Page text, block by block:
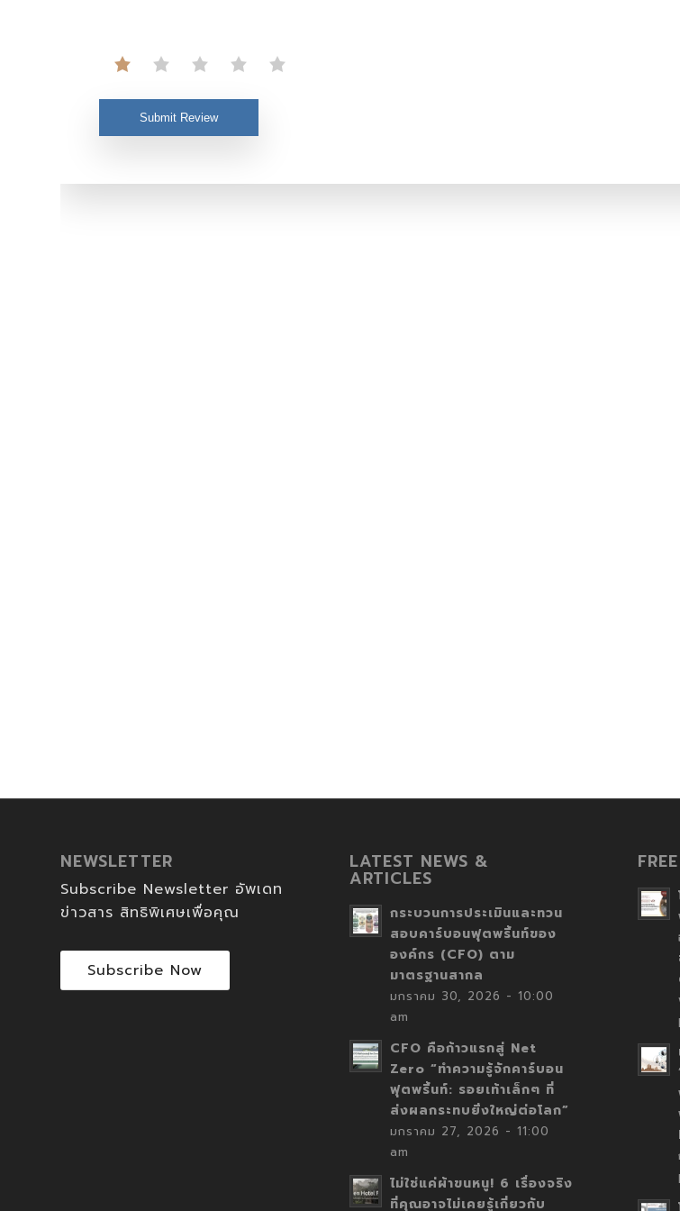
Submit Review
NEWSLETTER
Subscribe Newsletter อัพเดท
ข่าวสาร สิทธิพิเศษเพื่อคุณ
Subscribe Now
LATEST NEWS &
ARTICLES
กระบวนการประเมินและทวน
สอบคาร์บอนฟุตพริ้นท์ของ
องค์กร (CFO) ตาม
มาตรฐานสากล
มกราคม 30, 2026 - 10:00
am
CFO คือก้าวแรกสู่ Net
Zero “ทำความรู้จักคาร์บอน
ฟุตพริ้นท์: รอยเท้าเล็กๆ ที่
ส่งผลกระทบยิ่งใหญ่ต่อโลก”
มกราคม 27, 2026 - 11:00
am
ไม่ใช่แค่ผ้าขนหนู! 6 เรื่องจริง
ที่คุณอาจไม่เคยรู้เกี่ยวกับ